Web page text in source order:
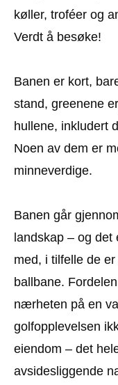
køller, troféer og
Verdt å besøke!
Banen er kort,
stand, greenene
hullene, inkludert
Noen av dem er
minneverdige.
Banen går
landskap – og
med, i tilfelle de
ballbane.
nærheten på en
golfopplevelsen
eiendom – det
avsidesliggende